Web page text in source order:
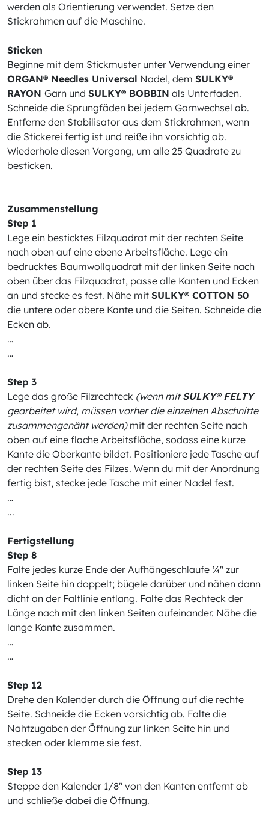
werden als Orientierung verwendet. Setze den
Stickrahmen auf die Maschine.
Sticken
Beginne mit dem Stickmuster unter Verwendung einer
ORGAN® Needles Universal Nadel, dem SULKY®
RAYON Garn und SULKY® BOBBIN als Unterfaden.
Schneide die Sprungfäden bei jedem Garnwechsel ab.
Entferne den Stabilisator aus dem Stickrahmen, wenn
die Stickerei fertig ist und reiße ihn vorsichtig ab.
Wiederhole diesen Vorgang, um alle 25 Quadrate zu
besticken.
Zusammenstellung
Step 1
Lege ein besticktes Filzquadrat mit der rechten Seite
nach oben auf eine ebene Arbeitsfläche. Lege ein
bedrucktes Baumwollquadrat mit der linken Seite nach
oben über das Filzquadrat, passe alle Kanten und Ecken
an und stecke es fest. Nähe mit SULKY® COTTON 50
die untere oder obere Kante und die Seiten. Schneide die
Ecken ab.
…
…
Step 3
Lege das große Filzrechteck (wenn mitSULKY® FELTY
gearbeitet wird, müssen vorher die einzelnen Abschnitte
zusammengenäht werden) mit der rechten Seite nach
oben auf eine flache Arbeitsfläche, sodass eine kurze
Kante die Oberkante bildet. Positioniere jede Tasche auf
der rechten Seite des Filzes. Wenn du mit der Anordnung
fertig bist, stecke jede Tasche mit einer Nadel fest.
…
...
Fertigstellung
Step 8
Falte jedes kurze Ende der Aufhängeschlaufe ¼" zur
linken Seite hin doppelt; bügele darüber und nähen dann
dicht an der Faltlinie entlang. Falte das Rechteck der
Länge nach mit den linken Seiten aufeinander. Nähe die
lange Kante zusammen.
…
…
Step 12
Drehe den Kalender durch die Öffnung auf die rechte
Seite. Schneide die Ecken vorsichtig ab. Falte die
Nahtzugaben der Öffnung zur linken Seite hin und
stecken oder klemme sie fest.
Step 13
Steppe den Kalender 1/8" von den Kanten entfernt ab
und schließe dabei die Öffnung.